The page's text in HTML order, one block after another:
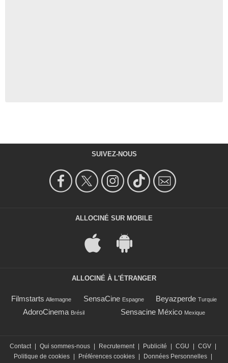
SUIVEZ-NOUS
ALLOCINÉ SUR MOBILE
ALLOCINÉ À L'ÉTRANGER
Filmstarts Allemagne SensaCine Espagne Beyazperde Turquie
AdoroCinema Brésil Sensacine México Mexique
Contact Qui sommes-nous Recrutement Publicité CGU CGV
Politique de cookies
Préférences cookies Données Personnelles